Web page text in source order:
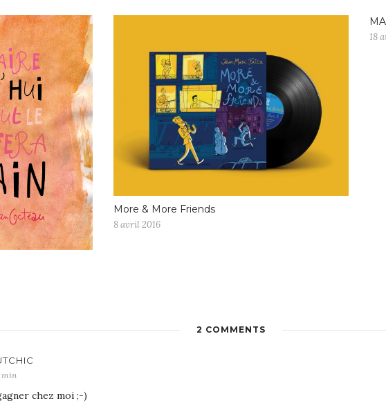
More & More Friends
8 avril 2016
18
2 COMMENTS
min
chez moi ;-)